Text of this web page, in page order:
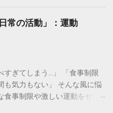
門的な環境、それぞれの選択
ツコツ！体質改善を目指す具
なく続けられるエクササイズ
短を目指すパーソナルトレー
目指す無料体験はこちら] 毎
を取り入れたいと思っても、
らなくなることは誰にでもあ
メニューの変更は、長続き
常の活動」：運動
すぎてしまう…」 「食事制限
も気力もない」 そんな風に悩
事制限や激しい運動をせず